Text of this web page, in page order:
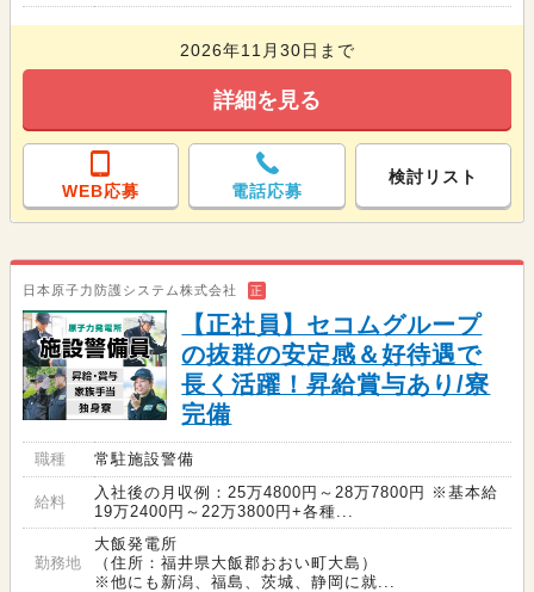
2026年11月30日まで
詳細を見る
WEB応募 電話応募
検討リスト
日本原子力防護システム株式会社 正
【正社員】セコムグループ
の抜群の安定感＆好待遇で
長く活躍！昇給賞与あり/寮
完備
職種 常駐施設警備
給料
入社後の月収例：25万4800円～28万7800円 ※基本給
19万2400円～22万3800円+各種...
勤務地
大飯発電所
（住所：福井県大飯郡おおい町大島）
※他にも新潟、福島、茨城、静岡に就...